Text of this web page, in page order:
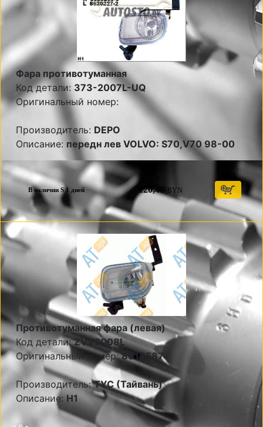
Фара противотуманная
Код детали: 373-2007L-UQ
Оригинальный номер:
Производитель: DEPO
Описание: передн лев VOLVO: S70,V70 98-00
В наличии S 1 дней 120,40 BYN
Противотуманная фара (левая)
Код детали:ZVV2008L
Оригинальный номер:8618587
Производитель:TYC (Тайвань)
Описание:Н1